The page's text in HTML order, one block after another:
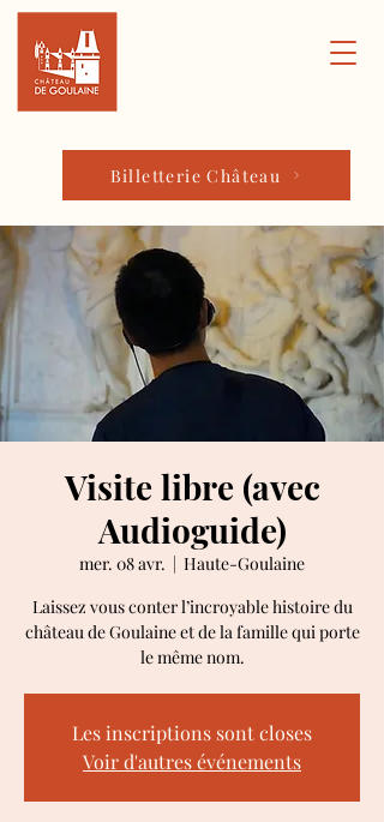
Billetterie Château
Visite libre (avec
Audioguide)
mer. 08 avr.
  |
Haute-Goulaine
Laissez vous conter l’incroyable histoire du
château de Goulaine et de la famille qui porte
le même nom.
Les inscriptions sont closes
Voir d'autres événements